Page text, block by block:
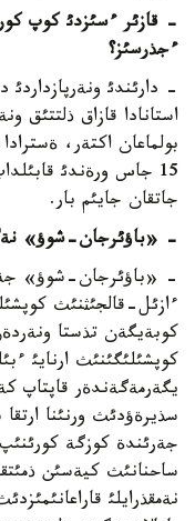
- قازئر ءسئزدئ كوپ
ءجذرسئز؟
- دارئندئ
استانادا قازاق ذلتتئق
بولماعان اكتةر،
15 جاس ورةندئ
جاتقان جايئم بار.
- «باؤئرجان-شوؤ»
- «باؤئرجان-شوؤ»
ءازئل-قالجئثنئث
كوبةيگةن تذستا
كوپشئلئگئنئث ارنايئ
يگةرمةگةندةر قاپتاپ
سذيرةؤدئث ورنئنا
جةرئندة كوزگة كورئنئپ
ساحنانئث كيةسئن
نةمقذرايلئ